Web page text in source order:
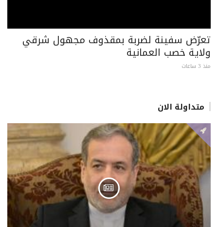
تعرّض سفينة لضربة بمقذوف مجهول شرقي
ولاية خصب العمانية
منذ 3 ساعات
متداولة الان